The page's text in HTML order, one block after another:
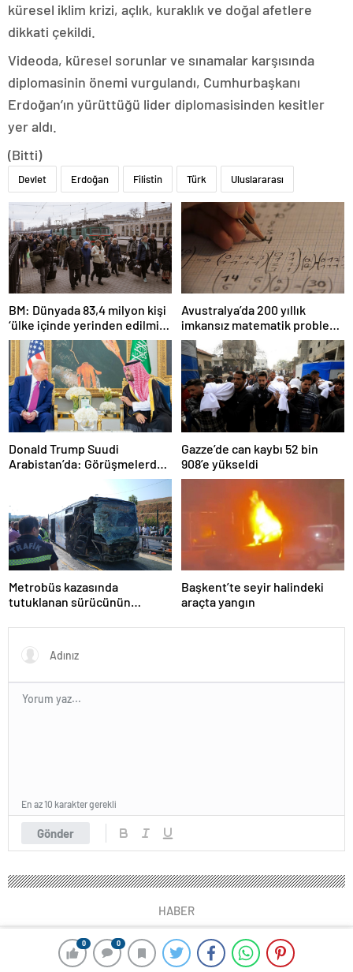
0 0
küresel iklim krizi, açlık, kuraklık ve doğal afetlere
dikkati çekildi.
Videoda, küresel sorunlar ve sınamalar karşısında
diplomasinin önemi vurgulandı, Cumhurbaşkanı
Erdoğan’ın yürüttüğü lider diplomasisinden kesitler
yer aldı.
(Bitti)
Devlet Erdoğan Filistin Türk Uluslararası
BM: Dünyada 83,4 milyon kişi
‘ülke içinde yerinden edilmiş’
olarak yaşıyor
Avustralya’da 200 yıllık
imkansız matematik problemi
çözüldü
Donald Trump Suudi
Arabistan’da: Görüşmelerde
Gazze’de can kaybı 52 bin
908’e yükseldi
Metrobüs kazasında
tutuklanan sürücünün
Başkent’te seyir halindeki
araçta yangın
Gönder
En az 10 karakter gerekli
HABER